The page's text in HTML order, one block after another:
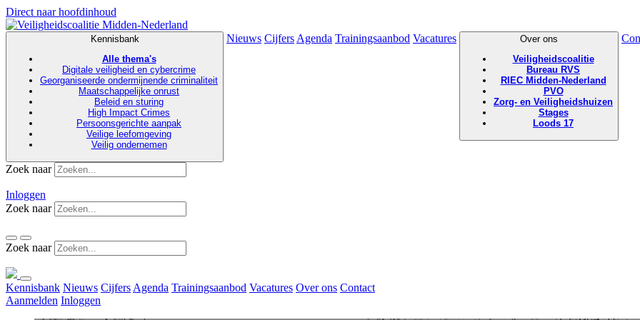
Direct naar hoofdinhoud
Kennisbank
Alle thema's
Digitale veiligheid en cybercrime
Georganiseerde ondermijnende criminaliteit
Maatschappelijke onrust
Beleid en sturing
High Impact Crimes
Persoonsgerichte aanpak
Veilige leefomgeving
Veilig ondernemen
Nieuws Cijfers Agenda Trainingsaanbod Vacatures
Over ons
Veiligheidscoalitie
Bureau RVS
RIEC Midden-Nederland
PVO
Zorg- en Veiligheidshuizen
Stages
Loods 17
Zoek naar
Inloggen
Zoek naar
Zoek naar
Kennisbank Nieuws Cijfers Agenda Trainingsaanbod Vacatures Over ons Contact
Aanmelden Inloggen